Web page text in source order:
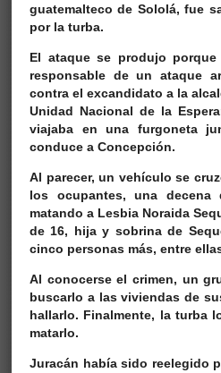
guatemalteco de Sololá, fue
por la turba.
El ataque se produjo
responsable de un ataque
contra el excandidato a la
Unidad Nacional de la
viajaba en una furgoneta
conduce a Concepción.
Al parecer, un vehículo se
los ocupantes, una decena
matando a Lesbia Noraida
de 16, hija y sobrina de
cinco personas más, entre
Al conocerse el crimen, un
buscarlo a las viviendas de
hallarlo. Finalmente, la turba
matarlo.
Juracán había sido reelegido